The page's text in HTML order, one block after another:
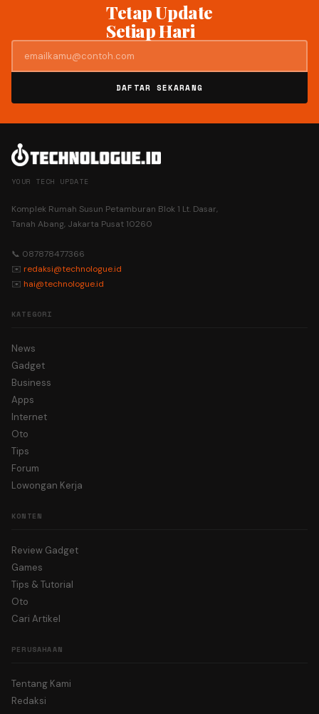
Tetap Update
Setiap Hari
DAFTAR SEKARANG
YOUR TECH UPDATE
Komplek Rumah Susun Petamburan Blok 1 Lt. Dasar,
Tanah Abang, Jakarta Pusat 10260
📞 087878477366
✉️ redaksi@technologue.id
✉️ hai@technologue.id
KATEGORI
News
Gadget
Business
Apps
Internet
Oto
Tips
Forum
Lowongan Kerja
KONTEN
Review Gadget
Games
Tips & Tutorial
Oto
Cari Artikel
PERUSAHAAN
Tentang Kami
Redaksi